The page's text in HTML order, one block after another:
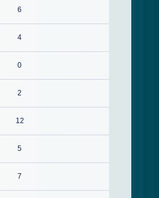
6
4
0
2
12
5
7